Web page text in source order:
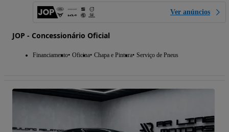
Ver anúncios
JOP - Concessionário Oficial
Financiamento Oficina Chapa e Pintura Serviço de Pneus